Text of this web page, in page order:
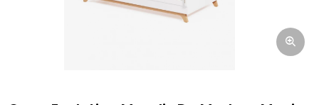
Correo electrónico